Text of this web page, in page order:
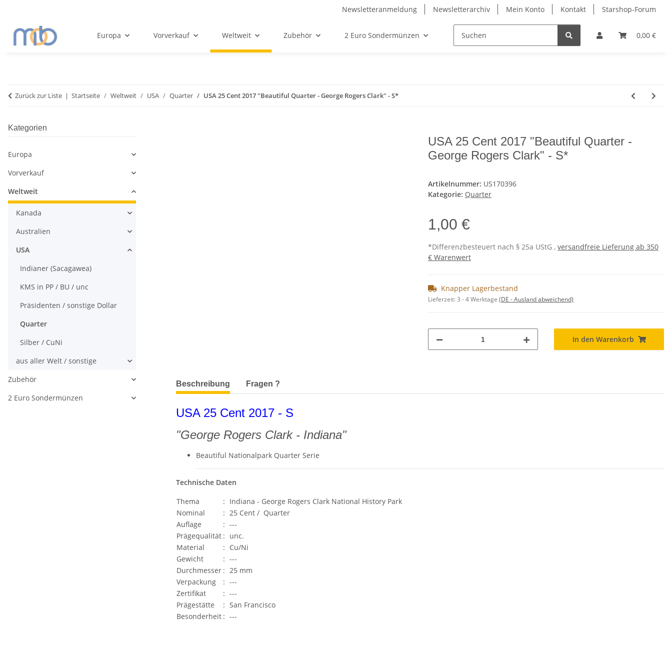
Newsletteranmeldung Newsletterarchiv Mein Konto Kontakt Starshop-Forum
0,00 €
Europa Vorverkauf Weltweit Zubehör 2 Euro Sondermünzen Neue Artikel
Zurück zur Liste Startseite Weltweit USA Quarter USA 25 Cent 2017 "Beautiful Quarter - George Rogers Clark" - S*
USA 25 Cent 2017 "Beautiful Quarter -
George Rogers Clark" - S*
Artikelnummer: US170396
Kategorie: Quarter
1,00 €
*Differenzbesteuert nach § 25a UStG , versandfreie Lieferung ab 350
€ Warenwert
Knapper Lagerbestand
Lieferzeit:3 - 4 Werktage (DE - Ausland abweichend)
In den Warenkorb
weitere Registerkarten anzeigen
Beschreibung Fragen ?
USA 25 Cent 2017 - S
"George Rogers Clark - Indiana"
Beautiful Nationalpark Quarter Serie
Technische Daten
Thema
: Indiana - George Rogers Clark National History Park
Nominal
: 25 Cent / Quarter
Auflage
: ---
Prägequalität : unc.
Material
: Cu/Ni
Gewicht
: ---
Durchmesser : 25 mm
Verpackung
: ---
Zertifikat
: ---
Prägestätte
: San Francisco
Besonderheit : ---
Kategorien
Europa
Vorverkauf
Weltweit
Kanada
Australien
USA
Indianer (Sacagawea)
KMS in PP / BU / unc
Präsidenten / sonstige Dollar
Quarter
Silber / CuNi
aus aller Welt / sonstige
Zubehör
2 Euro Sondermünzen